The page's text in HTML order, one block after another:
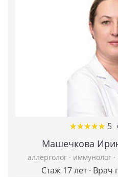
★★★★★
★★★★★ 5
Машечкова
аллерголог · иммунолог ·
Стаж 17 лет · Врач